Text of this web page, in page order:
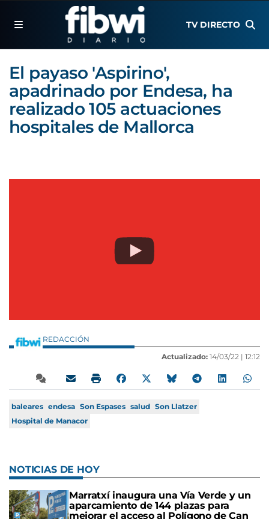
TV DIRECTO
El payaso 'Aspirino',
apadrinado por Endesa, ha
realizado 105 actuaciones
hospitales de Mallorca
REDACCIÓN
Actualizado: 14/03/22 | 12:12
baleares endesa Son Espases salud Son Llatzer
Hospital de Manacor
NOTICIAS DE HOY
Marratxí inaugura una Vía Verde y un
aparcamiento de 144 plazas para
mejorar el acceso al Polígono de Can